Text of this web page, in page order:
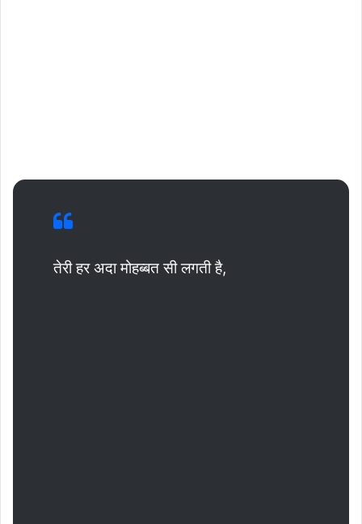
तेरी हर अदा मोहब्बत सी लगती है,